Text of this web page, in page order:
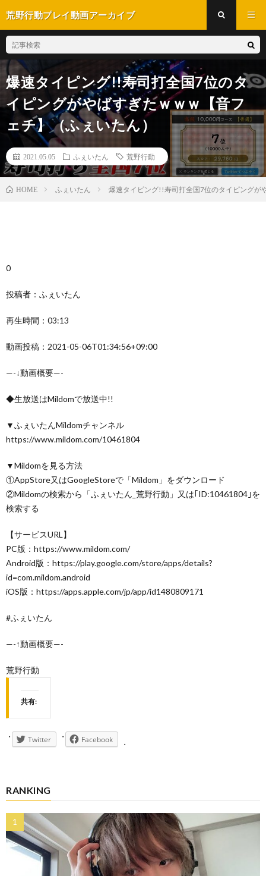
荒野行動プレイ動画アーカイブ
爆速タイピング!!寿司打全国7位のタ
イピングがやばすぎたｗｗｗ【音フ
ェチ】（ふぇいたん）
2021.05.05 ふぇいたん 荒野行動
HOME ふぇいたん 爆速タイピング!!寿司打全国7位のタイピングが
0
投稿者：ふぇいたん
再生時間：03:13
動画投稿：2021-05-06T01:34:56+09:00
—-↓動画概要—-
◆生放送はMildomで放送中!!
▼ふぇいたんMildomチャンネル
https://www.mildom.com/10461804
▼Mildomを見る方法
①AppStore又はGoogleStoreで「Mildom」をダウンロード
②Mildomの検索から「ふぇいたん_荒野行動」又は｢ID:10461804｣を
検索する
【サービスURL】
PC版：https://www.mildom.com/
Android版：https://play.google.com/store/apps/details?
id=com.mildom.android
iOS版：https://apps.apple.com/jp/app/id1480809171
#ふぇいたん
—-↑動画概要—-
荒野行動
共有:
Twitter Facebook
RANKING